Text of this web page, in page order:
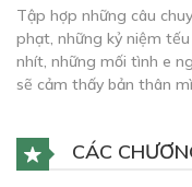
Tập hợp những câu
phạt, những kỷ niệm
nhít, những mối tình e
sẽ cảm thấy bản thân
CÁC